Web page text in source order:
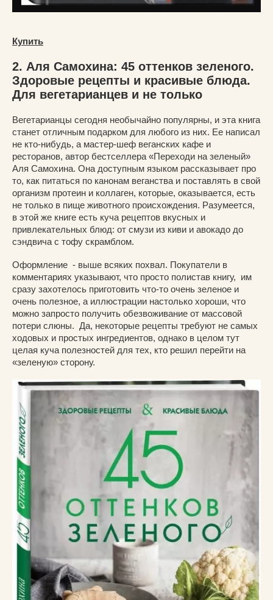
Купить
2. Аля Самохина: 45 оттенков зеленого.
Здоровые рецепты и красивые блюда.
Для вегетарианцев и не только
Вегетарианцы сегодня необычайно популярны, и эта книга
станет отличным подарком для любого из них. Ее написал
не кто-нибудь, а мастер-шеф веганских кафе и
ресторанов, автор бестселлера «Переходи на зеленый»
Аля Самохина. Она доступным языком рассказывает про
то, как питаться по канонам веганства и поставлять в свой
организм протеин и коллаген, которые, оказывается, есть
не только в пище животного происхождения. Разумеется,
в этой же книге есть куча рецептов вкусных и
привлекательных блюд: от смузи из киви и авокадо до
сэндвича с тофу скрамблом.
Оформление - выше всяких похвал. Покупатели в
комментариях указывают, что просто полистав книгу, им
сразу захотелось приготовить что-то очень зеленое и
очень полезное, а иллюстрации настолько хороши, что
можно запросто получить обезвоживание от массовой
потери слюны. Да, некоторые рецепты требуют не самых
ходовых и простых ингредиентов, однако в целом тут
целая куча полезностей для тех, кто решил перейти на
«зеленую» сторону.